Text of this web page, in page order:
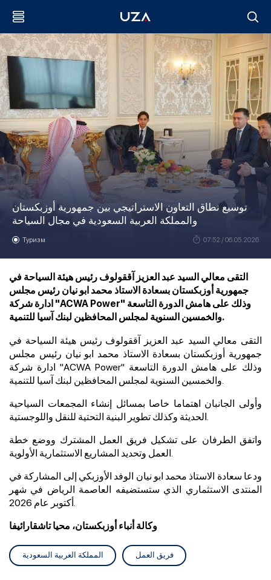
توسيع نطاق التعاون الاستراتيجي بين جمهورية أوزبكستان
والمملكة العربية السعودية في مجال السياحة
Туризм 07:52 / 06.05.2026
التقى معالي السيد عبد العزيز آققولوف رئيس هيئة السياحة في
جمهورية أوزبكستان بسعادة الاستاذ محمد ابو نيان رئيس مجلس
ادارة شركة "ACWA Power" وذلك على هامش الدورة التاسعة
والخمسين السنوية لمجلس المحافظين لبنك آسيا للتنمية.
التقى معالي السيد عبد العزيز آققولوف رئيس هيئة السياحة في
جمهورية أوزبكستان بسعادة الاستاذ محمد ابو نيان رئيس مجلس
"ACWA Power" وذلك على هامش الدورة التاسعة
والخمسين السنوية لمجلس المحافظين لبنك آسيا للتنمية.
وأولى الجانبان اهتماما خاصا بمسائل إنشاء المجمعات السياحية
الحديثة وكذلك تطوير البنية التحتية للنقل واللوجستية.
واتفق الطرفان على تشكيل فريق العمل المشترك ووضع خطة
العمل وتحديد المشاريع الاستثمارية الأولوية.
ودعا سعادة الاستاذ محمد ابو نيان الوفد الأوزبكي إلى المشاركة في
المنتدى الاستثماري الذي ستستضيفه العاصمة الرياض في شهر
أكتوبر عام 2026.
وكالة أنباء أوزبكستان، محيا تاشقارائيفا
المملكة العربية السعودية فريق العمل